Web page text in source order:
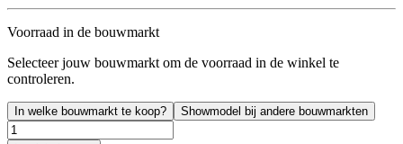
Voorraad in de bouwmarkt
Selecteer jouw bouwmarkt om de voorraad in de winkel te
controleren.
In welke bouwmarkt te koop? Showmodel bij andere bouwmarkten